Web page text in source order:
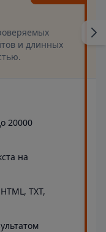
и длинных
20000
на
TXT,